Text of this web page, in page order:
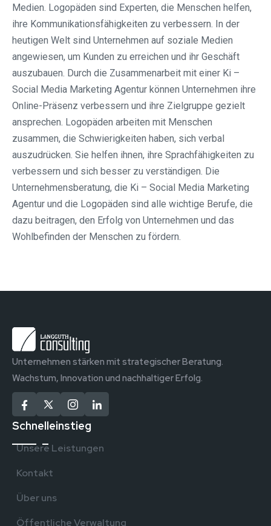
Medien. Logopäden sind Experten, die Menschen helfen,
ihre Kommunikationsfähigkeiten zu verbessern. In der
heutigen Welt sind Unternehmen auf soziale Medien
angewiesen, um Kunden zu erreichen und ihr Geschäft
auszubauen. Durch die Zusammenarbeit mit einer Ki –
Social Media Marketing Agentur können Unternehmen ihre
Online-Präsenz verbessern und ihre Zielgruppe gezielt
ansprechen. Logopäden arbeiten mit Menschen
zusammen, die Schwierigkeiten haben, sich verbal
auszudrücken. Sie helfen ihnen, ihre Sprachfähigkeiten zu
verbessern und sich besser zu verständigen. Die
Unternehmensberatung, die Ki – Social Media Marketing
Agentur und die Logopäden sind alle wichtige Berufe, die
dazu beitragen, den Erfolg von Unternehmen und das
Wohlbefinden der Menschen zu fördern.
Unternehmen stärken mit strategischer Beratung.
Wachstum, Innovation und nachhaltiger Erfolg.
Schnelleinstieg
Unsere Leistungen
Kontakt
Über uns
Öffentliche Verwaltung